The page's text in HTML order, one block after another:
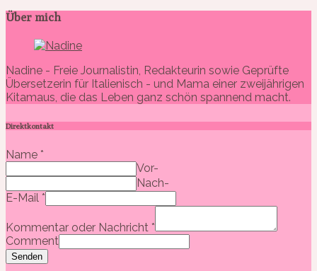
Über mich
Nadine - Freie Journalistin, Redakteurin sowie Geprüfte
Übersetzerin für Italienisch - und Mama einer zweijährigen
Kitamaus, die das Leben ganz schön spannend macht.
Direktkontakt
Name *
Vor-
Nach-
E-Mail *
Kommentar oder Nachricht *
Comment
Senden